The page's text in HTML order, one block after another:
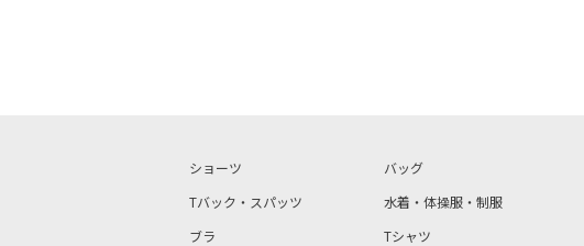
ショーツ
Tバック・スパッツ
ブラ
バッグ
水着・体操服・制服
Tシャツ